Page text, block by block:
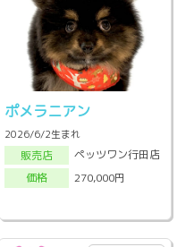
ポメラニアン
2026/6/2生まれ
販売店
ペッツワン行田店
価格
270,000円